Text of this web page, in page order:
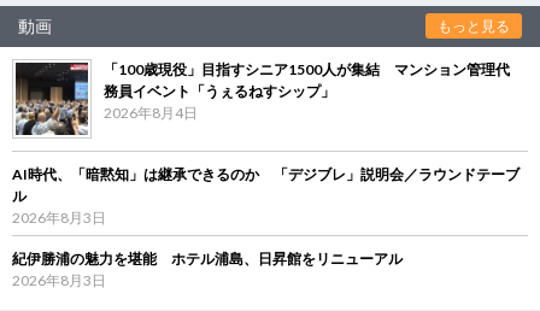
動画 もっと見る
「100歳現役」目指すシニア1500人が集結 マンション管理代
務員イベント「うぇるねすシップ」
2026年8月4日
AI時代、「暗黙知」は継承できるのか 「デジブレ」説明会／ラウンドテーブ
ル
2026年8月3日
紀伊勝浦の魅力を堪能 ホテル浦島、日昇館をリニューアル
2026年8月3日